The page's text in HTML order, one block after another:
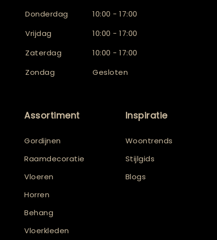
Donderdag
10:00 - 17:00
Vrijdag
10:00 - 17:00
Zaterdag
10:00 - 17:00
Zondag
Gesloten
Assortiment
Gordijnen
Raamdecoratie
Vloeren
Horren
Behang
Vloerkleden
Inspiratie
Woontrends
Stijlgids
Blogs